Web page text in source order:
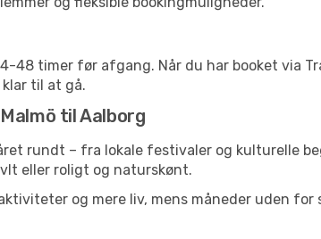
48 timer før afgang. Når du har booket via
til at gå.
til Aalborg
rundt – fra lokale festivaler og kulturelle
eller roligt og naturskønt.
og mere liv, mens måneder uden for